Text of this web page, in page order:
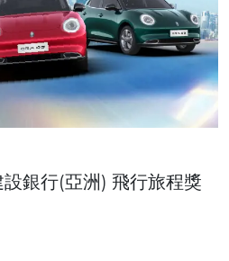
銀行(亞洲) 飛行旅程獎